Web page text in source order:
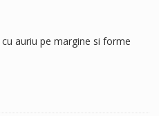
cu auriu pe margine si forme